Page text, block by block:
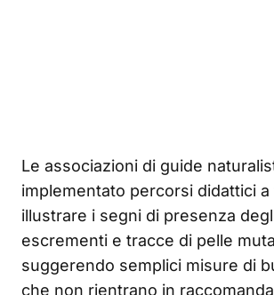
Le associazioni di guide
implementato percorsi didattici
illustrare i segni di presenza
escrementi e tracce di pelle
suggerendo semplici misure di
che non rientrano in